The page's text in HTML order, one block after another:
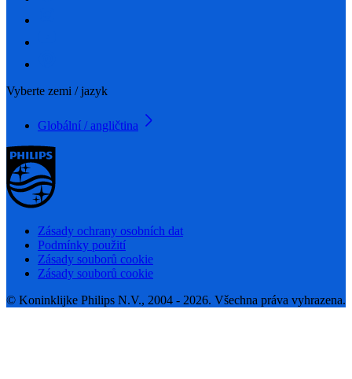
Vyberte zemi / jazyk
Globální / angličtina
Zásady ochrany osobních dat
Podmínky použití
Zásady souborů cookie
Zásady souborů cookie
© Koninklijke Philips N.V., 2004 - 2026. Všechna práva vyhrazena.